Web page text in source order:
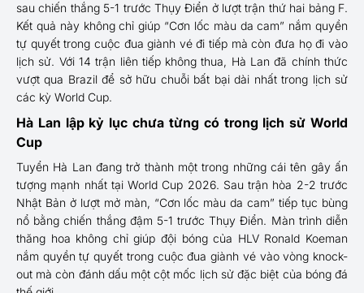
sau chiến thắng 5-1 trước Thụy Điển ở lượt trận thứ hai bảng F.
Kết quả này không chỉ giúp “Cơn lốc màu da cam” nắm quyền
tự quyết trong cuộc đua giành vé đi tiếp mà còn đưa họ đi vào
lịch sử. Với 14 trận liên tiếp không thua, Hà Lan đã chính thức
vượt qua Brazil để sở hữu chuỗi bất bại dài nhất trong lịch sử
các kỳ World Cup.
Hà Lan lập kỷ lục chưa từng có trong lịch sử World
Cup
Tuyển Hà Lan đang trở thành một trong những cái tên gây ấn
tượng mạnh nhất tại World Cup 2026. Sau trận hòa 2-2 trước
Nhật Bản ở lượt mở màn, “Cơn lốc màu da cam” tiếp tục bùng
nổ bằng chiến thắng đậm 5-1 trước Thụy Điển. Màn trình diễn
thăng hoa không chỉ giúp đội bóng của HLV Ronald Koeman
nắm quyền tự quyết trong cuộc đua giành vé vào vòng knock-
out mà còn đánh dấu một cột mốc lịch sử đặc biệt của bóng đá